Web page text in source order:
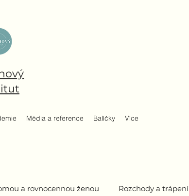
Média a reference Balíčky Více
a rovnocennou ženou Rozchody a trápení